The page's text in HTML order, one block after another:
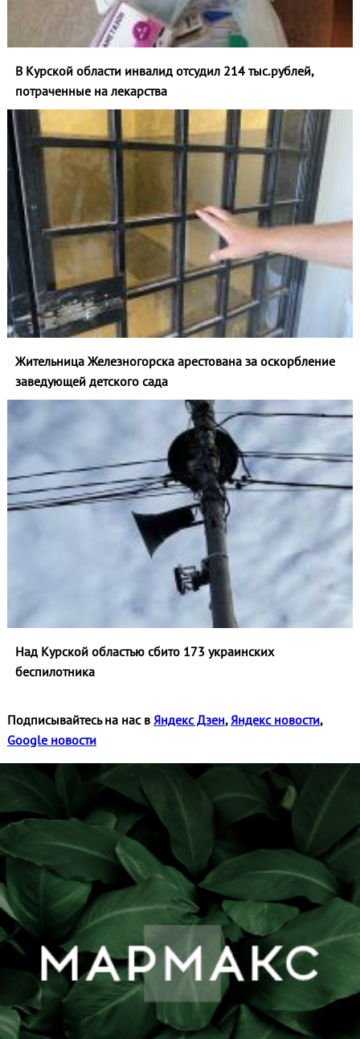
В Курской области инвалид отсудил 214 тыс.рублей,
потраченные на лекарства
Жительница Железногорска арестована за оскорбление
заведующей детского сада
Над Курской областью сбито 173 украинских
беспилотника
Подписывайтесь на нас в Яндекс Дзен, Яндекс новости,
Google новости